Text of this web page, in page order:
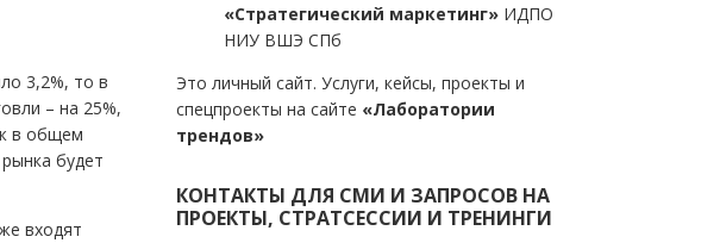
3,2%, то в
– на 25%,
в общем
будет
входят
«Стратегический маркетинг» ИДПО
НИУ ВШЭ СПб
Это личный сайт. Услуги, кейсы, проекты и
спецпроекты на сайте «Лаборатории
трендов»
КОНТАКТЫ ДЛЯ СМИ И ЗАПРОСОВ НА
ПРОЕКТЫ, СТРАТСЕССИИ И ТРЕНИНГИ